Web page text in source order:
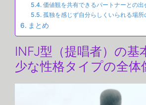
価値観を共有できるパートナーとの出
孤独を感じず自分らしくいられる場所
まとめ
INFJ型（提唱者）の基
少な性格タイプの全体